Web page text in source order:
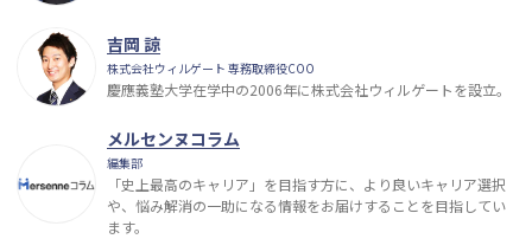
吉岡 諒
株式会社ウィルゲート 専務取締役COO
慶應義塾大学在学中の2006年に株式会社ウィルゲートを設立。
メルセンヌコラム
編集部
「史上最高のキャリア」を目指す方に、より良いキャリア選択
や、悩み解消の一助になる情報をお届けすることを目指してい
ます。